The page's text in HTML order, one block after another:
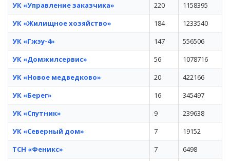
УК «Управление заказчика»
220 1158395
УК «Жилищное хозяйство»
184 1233540
УК «Гжэу-4»
147 556506
УК «Домжилсервис»
56 1078716
УК «Новое медведково»
20 422166
УК «Берег»
16 345497
УК «Спутник»
9 239638
УК «Северный дом»
7
19152
ТСН «Феникс»
7 6498